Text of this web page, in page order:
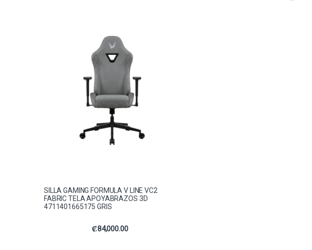
SILLA GAMING FORMULA V LINE VC2
FABRIC TELA APOYABRAZOS 3D
4711401665175 GRIS
₡84,000.00